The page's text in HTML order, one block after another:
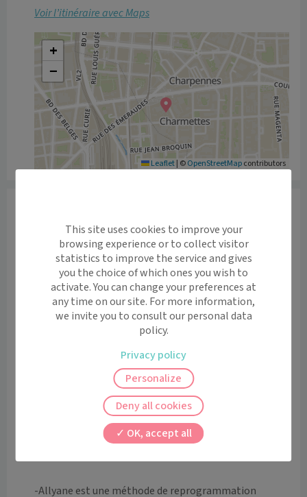
Voir l’itinéraire avec Maps
+
−
Leaflet| ©OpenStreetMapcontributors
Le masseur-kinésithérapeute est le praticien en
charge du renforcement musculaire, de l'endurance et
de la mobilité des personnes ayant des limitations
fonctionnelles.
Rééducation proposée :
orthopédique, traumatique, neurologique,
rhumatologique, pédiatrique à partir de 3 ans, suite de
paralysie faciale (pas de prise en charge cardiologique
et uro-gynécologique).
Pas de tiers payant - Carte Vitale acceptée.
-Allyane est une méthode de reprogrammation
This site uses cookies to improve your
browsing experience or to collect visitor
statistics to improve the service and gives
you the choice of which ones you wish to
activate. You can change your preferences at
any time on our site. For more information,
we invite you to consult our personal data
policy.
OK, accept all
Deny all cookies
Personalize
Privacy policy